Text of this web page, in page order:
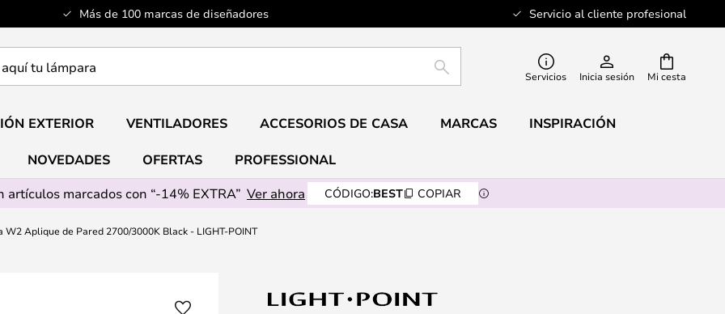
Más de 100 marcas de diseñadores Servicio al cliente profesional
Mi cesta
BUSCAR Servicios Inicia sesión
EXTERIOR VENTILADORES ACCESORIOS DE CASA MARCAS INSPIRACIÓN
NOVEDADES OFERTAS
PROFESSIONAL
artículos marcados con “-14% EXTRA” Ver ahora CÓDIGO:BEST COPIAR
W2 Aplique de Pared 2700/3000K Black - LIGHT-POINT